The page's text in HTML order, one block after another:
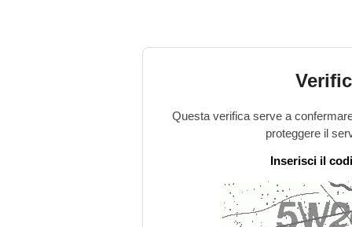
Questa verifica serve a
proteggere il
Inserisci il